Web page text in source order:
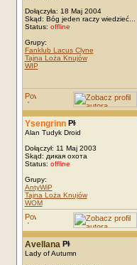
Dołączyła: 18 Maj 2004
Skąd: Bóg jeden raczy wiedzieć...
Status: offline
Grupy:
Fanklub Lacus Clyne
Tajna Loża Knujów
WIP
Ysengrinn
Alan Tudyk Droid
Dołączył: 11 Maj 2003
Skąd: дикая охота
Status: offline
Grupy:
AntyWiP
Tajna Loża Knujów
WOM
Avellana
Lady of Autumn